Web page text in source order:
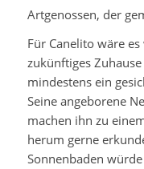
Artgenossen, der
Für Canelito wäre
zukünftiges
mindestens ein
Seine angeborene
machen ihn zu
herum gerne
Sonnenbaden